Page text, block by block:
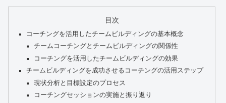
目次
コーチングを活用したチームビルディングの基本概念
チームコーチングとチームビルディングの関係性
コーチングを活用したチームビルディングの効果
チームビルディングを成功させるコーチングの活用ステップ
現状分析と目標設定のプロセス
コーチングセッションの実施と振り返り